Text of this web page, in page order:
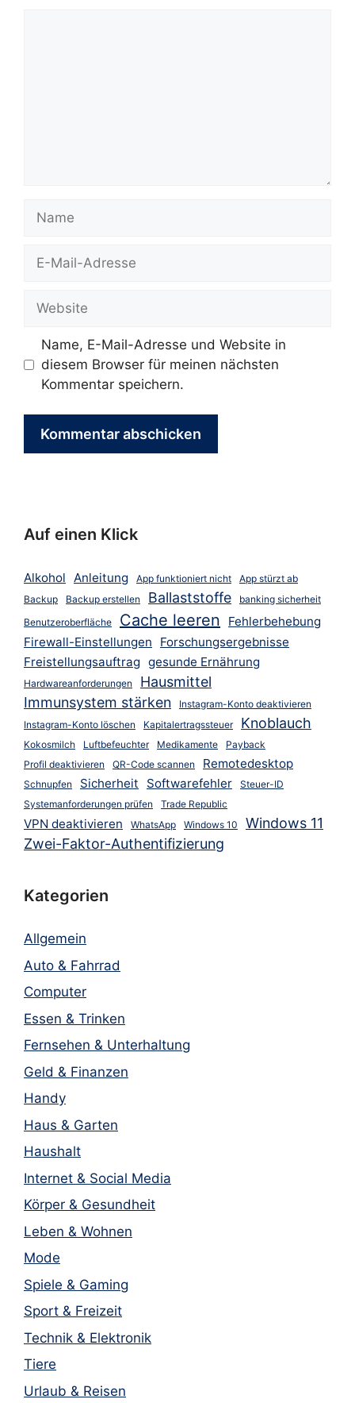
Mail-
Name, E-Mail-Adresse und Website in
diesem Browser für meinen nächsten
Kommentar speichern.
Auf einen Klick
Alkohol Anleitung App funktioniert nicht
App stürzt ab
Backup
Backup erstellen Ballaststoffe
banking sicherheit
Benutzeroberfläche
Cache leeren
Fehlerbehebung
Firewall-Einstellungen
Forschungsergebnisse
Freistellungsauftrag gesunde Ernährung
Hardwareanforderungen
Hausmittel
Immunsystem stärken
Instagram-Konto deaktivieren
Instagram-Konto löschen
Kapitalertragssteuer Knoblauch
Kokosmilch Luftbefeuchter Medikamente
Payback
Profil deaktivieren
QR-Code scannen Remotedesktop
Schnupfen Sicherheit Softwarefehler
Steuer-ID
Systemanforderungen prüfen
Trade Republic
VPN deaktivieren WhatsApp Windows 10
Windows 11
Zwei-Faktor-Authentifizierung
Kategorien
Allgemein
Auto & Fahrrad
Computer
Essen & Trinken
Fernsehen & Unterhaltung
Geld & Finanzen
Handy
Haus & Garten
Haushalt
Internet & Social Media
Körper & Gesundheit
Leben & Wohnen
Mode
Spiele & Gaming
Sport & Freizeit
Technik & Elektronik
Tiere
Urlaub & Reisen